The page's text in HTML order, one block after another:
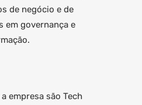
de negócio e de
em governança e
empresa são Tech